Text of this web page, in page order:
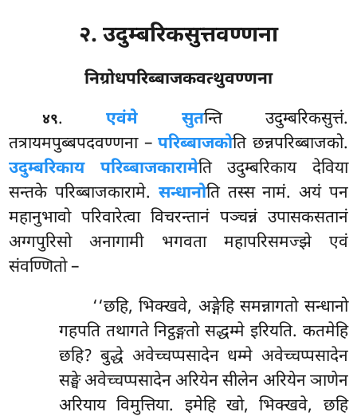
२. उदुम्बरिकसुत्तवण्णना
निग्रोधपरिब्बाजकवत्थुवण्णना
४९.एवंमे सुतन्ति उदुम्बरिकसुत्तं.
तत्रायमपुब्बपदवण्णना –परिब्बाजकोति छन्नपरिब्बाजको.
उदुम्बरिकाय परिब्बाजकारामेति उदुम्बरिकाय देविया
सन्तके परिब्बाजकारामे. सन्धानोति तस्स नामं. अयं पन
महानुभावो परिवारेत्वा विचरन्तानं पञ्चन्नं उपासकसतानं
अग्गपुरिसो अनागामी भगवता महापरिसमज्झे एवं
संवण्णितो –
‘‘छहि, भिक्खवे, अङ्गेहि समन्नागतो सन्धानो
गहपति तथागते निट्ठङ्गतो सद्धम्मे इरियति. कतमेहि
छहि? बुद्धे अवेच्चप्पसादेन धम्मे अवेच्चप्पसादेन
सङ्घे अवेच्चप्पसादेन अरियेन सीलेन अरियेन ञाणेन
अरियाय विमुत्तिया. इमेहि खो, भिक्खवे, छहि